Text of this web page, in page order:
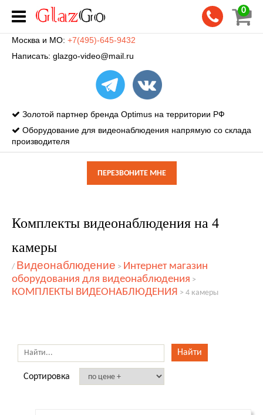
0
Москва и МО: +7(495)-645-9432
Написать: glazgo-video@mail.ru
Золотой партнер бренда Optimus на территории РФ
Оборудование для видеонаблюдения напрямую со склада
производителя
ПЕРЕЗВОНИТЕ МНЕ
Комплекты видеонаблюдения на 4
камеры
/ Видеонаблюдение > Интернет магазин
оборудования для видеонаблюдения >
КОМПЛЕКТЫ ВИДЕОНАБЛЮДЕНИЯ > 4 камеры
Сортировка